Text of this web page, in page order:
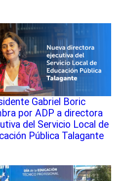
Gabriel Boric
por ADP a directora
del Servicio Local de
Pública Talagante